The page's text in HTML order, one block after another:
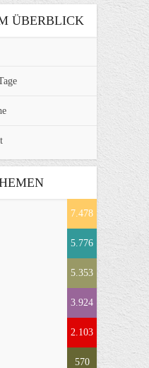
ÜBERBLICK
7.478
5.776
5.353
3.924
2.103
570